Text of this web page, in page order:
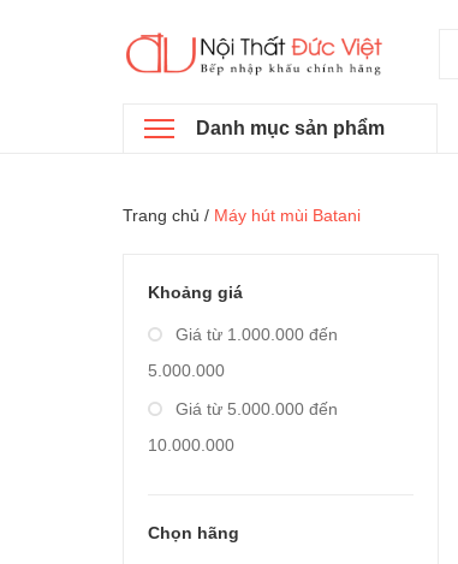
Danh mục sản phẩm
Trang chủ / Máy hút mùi Batani
Khoảng giá
Giá từ 1.000.000 đến
5.000.000
Giá từ 5.000.000 đến
10.000.000
Chọn hãng